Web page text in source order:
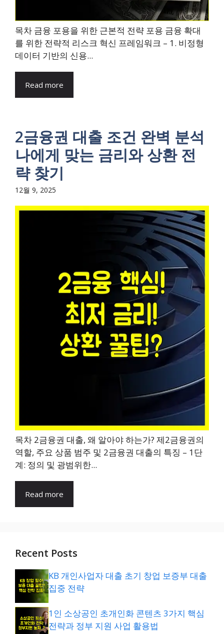
목차 금융 포용을 위한 근본적 전략 포용 금융 확대
를 위한 전략적 리스크 혁신 프레임워크 – 1. 비정형
데이터 기반의 신용...
Read more
2금융권 대출 조건 완벽 분석
나에게 맞는 금리와 상환 전
략 찾기
12월 9, 2025
목차 2금융권 대출, 왜 알아야 하는가? 제2금융권의
역할, 주요 상품 범주 및 2금융권 대출의 특징 – 1단
계: 정의 및 광범위한...
Read more
Recent Posts
KB 개인사업자 대출 초기 창업 보증부 대출
집중 전략
1인 소상공인 초개인화 콘텐츠 3가지 핵심
전략과 정부 지원 사업 활용법